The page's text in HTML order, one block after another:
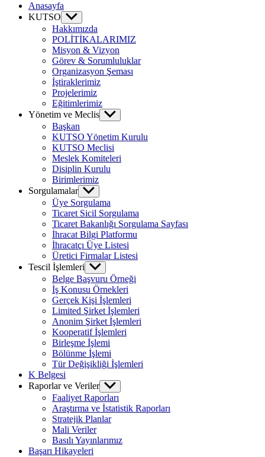
Anasayfa
KUTSO Show
sub
menu
Hakkımızda
POLİTİKALARIMIZ
Misyon & Vizyon
Görev & Sorumluluklar
Organizasyon Şeması
İştiraklerimiz
Projelerimiz
Eğitimlerimiz
Yönetim ve Meclis Show
sub
menu
Başkan
KUTSO Yönetim Kurulu
KUTSO Meclisi
Meslek Komiteleri
Disiplin Kurulu
Birimlerimiz
Sorgulamalar Show
sub
menu
Üye Sorgulama
Ticaret Sicil Sorgulama
Ticaret Bakanlığı Sorgulama Sayfası
İhracat Bilgi Platformu
İhracatçı Üye Listesi
Üretici Firmalar Listesi
Tescil İşlemleri Show
sub
menu
Belge Başvuru Örneği
İş Konusu Örnekleri
Gerçek Kişi İşlemleri
Limited Şirket İşlemleri
Anonim Şirket İşlemleri
Kooperatif İşlemleri
Birleşme İşlemi
Bölünme İşlemi
Tür Değişikliği İşlemleri
K Belgesi
Raporlar ve Veriler Show
sub
menu
Faaliyet Raporları
Araştırma ve İstatistik Raporları
Stratejik Planlar
Mali Veriler
Basılı Yayınlarımız
Başarı Hikayeleri